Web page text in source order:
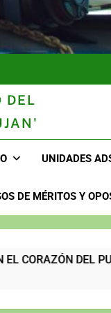
UNIDOS
UNIDOS
DEL
UNIDADES
DE MÉRITOS Y
DEL PUEBLO